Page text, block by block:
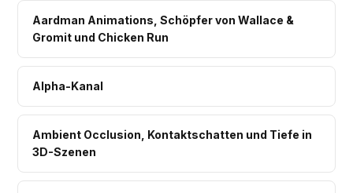
Aardman Animations, Schöpfer von Wallace &
Gromit und Chicken Run
Alpha-Kanal
Ambient Occlusion, Kontaktschatten und Tiefe in
3D-Szenen